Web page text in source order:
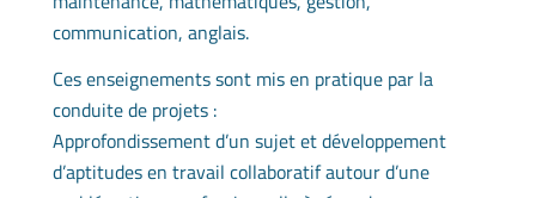
communication, anglais.
Ces enseignements sont mis en pratique par la
conduite de projets :
Approfondissement d’un sujet et développement
d’aptitudes en travail collaboratif autour d’une